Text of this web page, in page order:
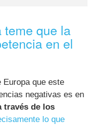
teme que la
en el
Europa que este
negativas es en
través de los
lo que